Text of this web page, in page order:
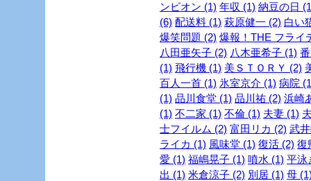
ンピオン (1) 年収 (1) 納豆の日
(6) 配送料 (1) 萩原健一 (2) 白い
爆笑問題 (2) 爆報！THE フライ
八田亜矢子 (2) 八木亜希子 (1)
(1) 飛行機 (1) 美ＳＴＯＲＹ (2)
百人一首 (1) 氷室京介 (1) 病院
(1) 品川食堂 (1) 品川祐 (2) 浜崎
(1) 不二家 (1) 不倫 (1) 夫妻 (1)
士フイルム (2) 富田リカ (2) 武
ライカ (1) 風味堂 (1) 復活 (2) 復
愛 (1) 福嶋晃子 (1) 噴水 (1) 平泳
出 (1) 米倉涼子 (2) 別居 (1) 母